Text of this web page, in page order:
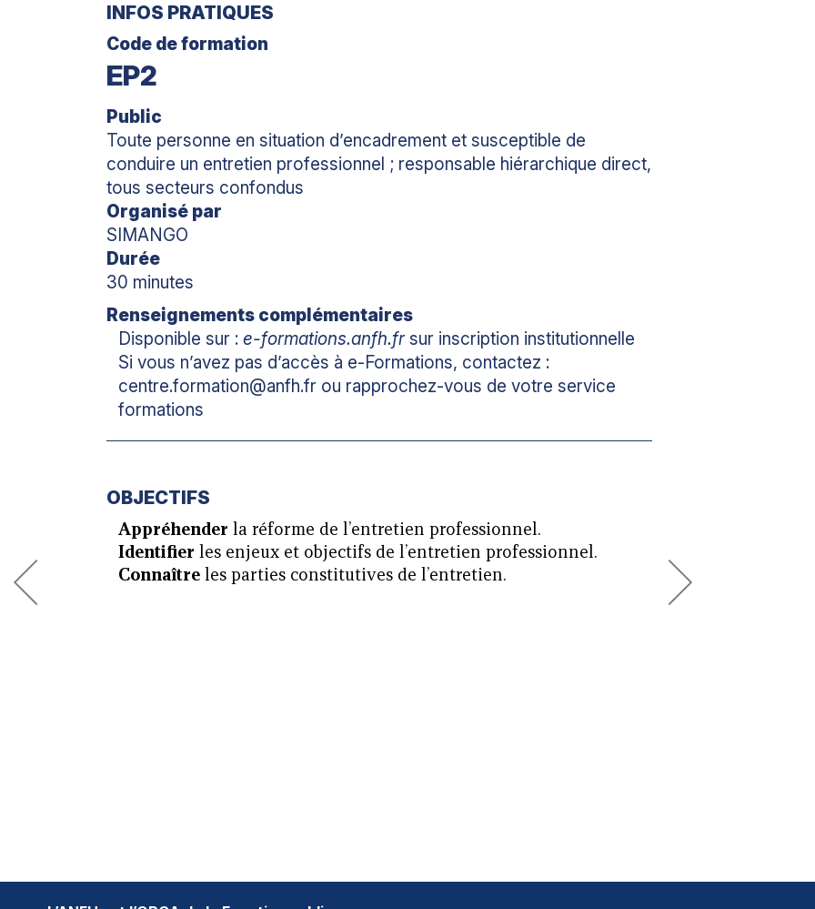
INFOS PRATIQUES
Code de formation
EP2
Public
Toute personne en situation d’encadrement et susceptible de
conduire un entretien professionnel ; responsable hiérarchique direct,
tous secteurs confondus
Organisé par
SIMANGO
Durée
30 minutes
Renseignements complémentaires
Disponible sur :e-formations.anfh.frsur inscription institutionnelle
Si vous n’avez pas d’accès à e-Formations, contactez :
centre.formation@anfh.fr ou rapprochez-vous de votre service
formations
OBJECTIFS
Appréhender la réforme de l’entretien professionnel.
Identifier les enjeux et objectifs de l’entretien professionnel.
Connaître les parties constitutives de l’entretien.